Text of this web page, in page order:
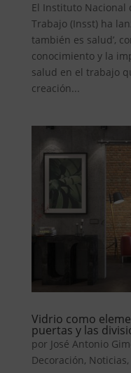
El Instituto Nacional
Trabajo (Insst) ha
también es salud’,
conocimiento y la
salud en el trabajo
creación...
Vidrio como
puertas y las
por José Antonio
Decoración, Noticias,